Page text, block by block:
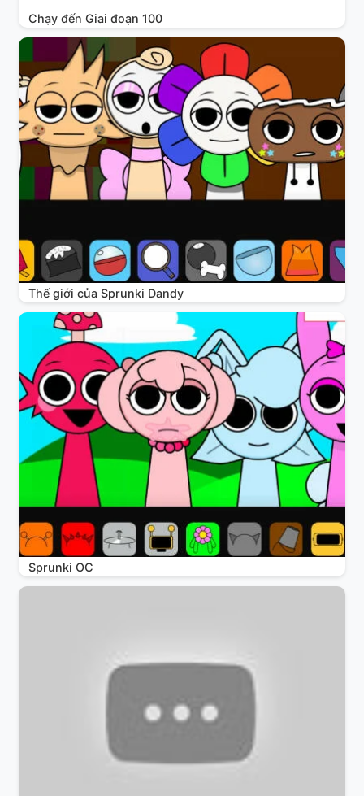
Chạy đến Giai đoạn 100
Thế giới của Sprunki Dandy
Sprunki OC